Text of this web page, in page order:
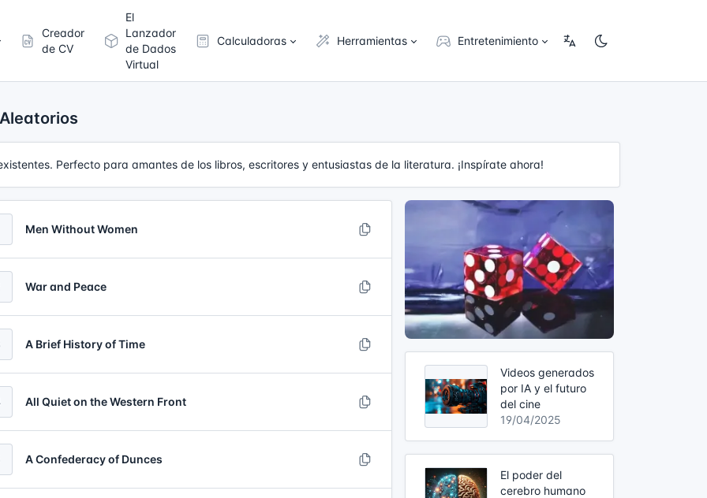
Creador
de CV
El
Lanzador
de Dados
Virtual
Calculadoras Herramientas Entretenimiento
Perfecto para amantes de los libros, escritores y entusiastas de la literatura. ¡Inspírate ahora!
Men Without Women
War and Peace
A Brief History of Time
All Quiet on the Western Front
A Confederacy of Dunces
Videos generados
por IA y el futuro
del cine
19/04/2025
El poder del
cerebro humano